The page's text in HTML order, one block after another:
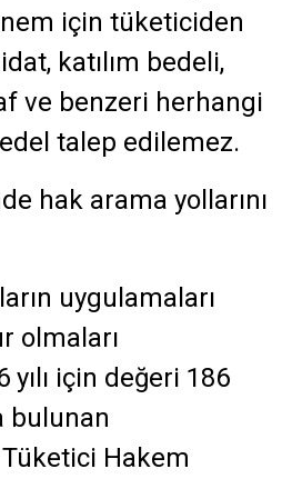
için tüketiciden
katılım bedeli,
ve benzeri herhangi
talep edilemez.
hak arama yollarını
uygulamaları
olmaları
için değeri 186
bulunan
Hakem